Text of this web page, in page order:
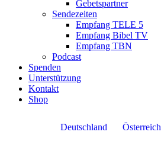
Gebetspartner
Sendezeiten
Empfang TELE 5
Empfang Bibel TV
Empfang TBN
Podcast
Spenden
Unterstützung
Kontakt
Shop
Deutschland Österreich